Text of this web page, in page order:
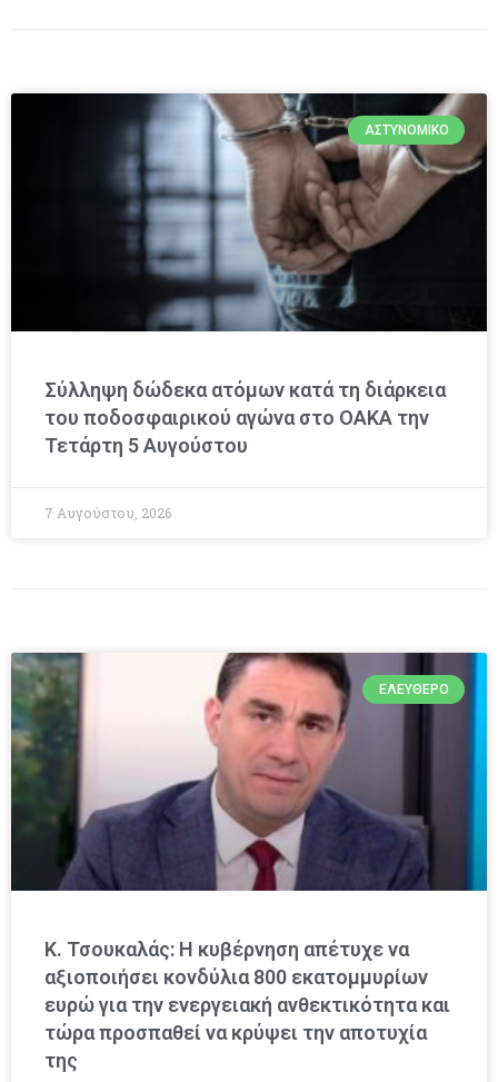
ΑΣΤΥΝΟΜΙΚΌ
Σύλληψη δώδεκα ατόμων κατά τη διάρκεια
του ποδοσφαιρικού αγώνα στο ΟΑΚΑ την
Τετάρτη 5 Αυγούστου
7 Αυγούστου, 2026
ΕΛΕΎΘΕΡΟ
Κ. Τσουκαλάς: Η κυβέρνηση απέτυχε να
αξιοποιήσει κονδύλια 800 εκατομμυρίων
ευρώ για την ενεργειακή ανθεκτικότητα και
τώρα προσπαθεί να κρύψει την αποτυχία
της